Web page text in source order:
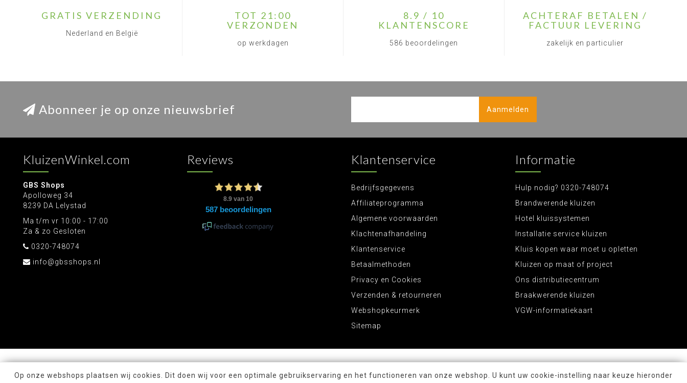
GRATIS VERZENDING
Nederland en België
TOT 21:00
VERZONDEN
op werkdagen
8.9 / 10
KLANTENSCORE
586 beoordelingen
ACHTERAF BETALEN /
FACTUUR LEVERING
zakelijk en particulier
Abonneer je op onze nieuwsbrief Aanmelden
KluizenWinkel.com
GBS Shops
Apolloweg 34
8239 DA Lelystad
Ma t/m vr 10:00 - 17:00
Za & zo Gesloten
0320-748074
info@gbsshops.nl
Reviews Klantenservice
Bedrijfsgegevens
Affiliateprogramma
Algemene voorwaarden
Klachtenafhandeling
Klantenservice
Betaalmethoden
Privacy en Cookies
Verzenden & retourneren
Webshopkeurmerk
Sitemap
Informatie
Hulp nodig? 0320-748074
Brandwerende kluizen
Hotel kluissystemen
Installatie service kluizen
Kluis kopen waar moet u opletten
Kluizen op maat of project
Ons distributiecentrum
Braakwerende kluizen
VGW-informatiekaart
Op onze webshops plaatsen wij cookies. Dit doen wij voor een optimale gebruikservaring en het functioneren van onze webshop. U kunt uw cookie-instelling naar keuze hieronder